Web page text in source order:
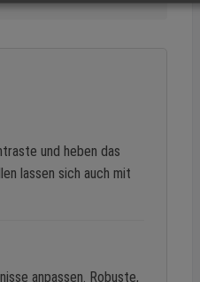
und heben das
lassen sich auch mit
anpassen. Robuste,